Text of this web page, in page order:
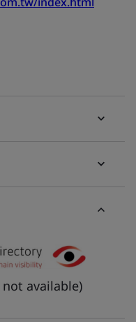
available)